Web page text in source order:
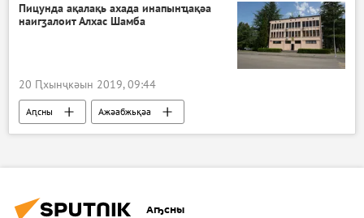
Пицунда ақалақь ахада инапынҵақәа
наигӡалоит Алхас Шамба
20 Ԥхынҷкәын 2019, 09:44
Аԥсны Ажәабжьқәа
Аҧсны